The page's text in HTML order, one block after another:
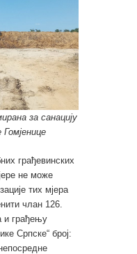
за санацију
Гомјенице
грађевинских
не може
тих мјера
члан 126.
и грађењу
Српске“ број: